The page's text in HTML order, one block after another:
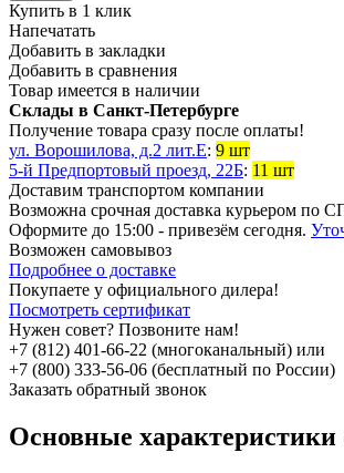
Купить в 1 клик
Напечатать
Добавить в закладки
Добавить в сравнения
Товар имеется в наличии
Склады в Санкт-Петербурге
Получение товара сразу после оплаты!
ул. Ворошилова, д.2 лит.Е: 9 шт
5-й Предпортовый проезд, 22Б: 11 шт
Доставим транспортом компании
Возможна срочная доставка курьером по
Оформите до 15:00 - привезём сегодня.
Возможен самовывоз
Подробнее о доставке
Покупаете у официального дилера!
Посмотреть сертификат
Нужен совет? Позвоните нам!
+7 (812) 401-66-22 (многоканальный) или
+7 (800) 333-56-06 (бесплатный по России)
Заказать обратный звонок
Основные характеристики